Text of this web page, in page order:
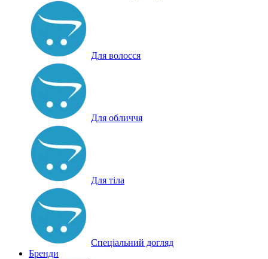
Для волосся
Для обличчя
Для тіла
Спеціальний догляд
Бренди